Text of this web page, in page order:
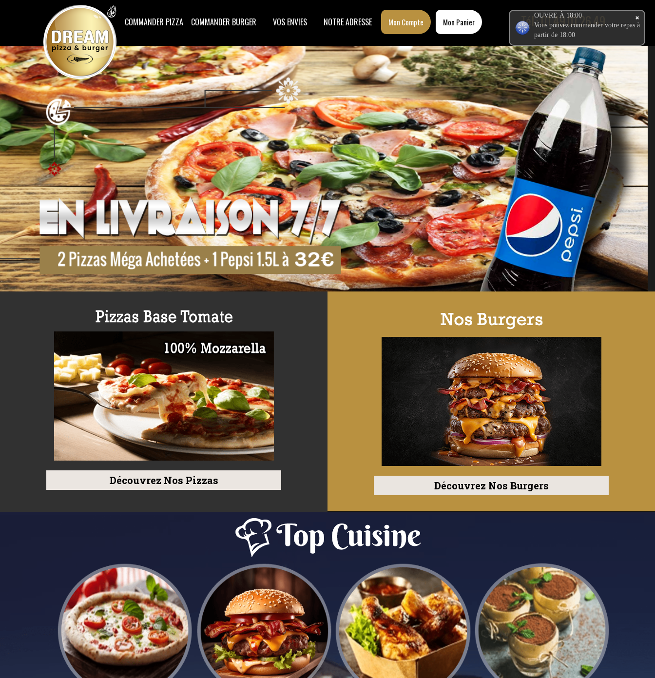
COMMANDER PIZZA COMMANDER BURGER VOS ENVIES NOTRE ADRESSE Mon Compte Mon Panier Tél.:01.49.01.26.49
Découvrez Nos Pizzas Découvrez Nos Burgers
OUVRE À 18:00
Vous pouvez commander votre repas à
partir de 18:00